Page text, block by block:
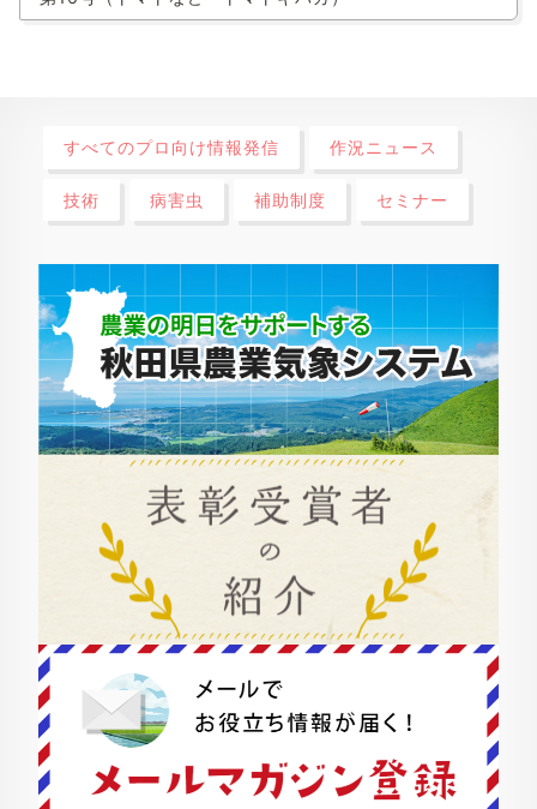
すべてのプロ向け情報発信 作況ニュース
技術 病害虫 補助制度 セミナー